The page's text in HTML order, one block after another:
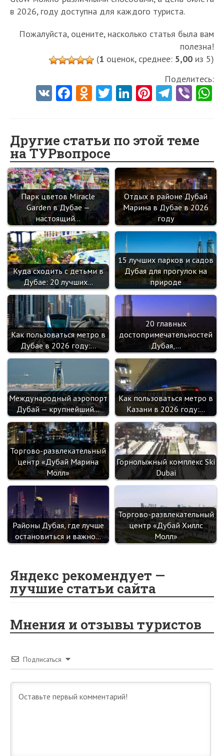
в 2026, году доступна для каждого туриста.
Пожалуйста, оцените, насколько статья была вам
полезна!
(1 оценок, среднее: 5,00 из 5)
Поделитесь:
V Fa
o
o
k
O
o
kl
as
sn
ik
i
T
er
Li
dI
n
Pi
es
t
Te
a
m
Vi
Другие статьи по этой теме
на ТУРвопросе
Парк цветов Miracle
Garden в Дубае —
настоящий…
Отдых в районе Дубай
Марина в Дубае в 2026
году
Куда сходить с детьми в
Дубае: 20 лучших…
15 лучших парков и садов
Дубая для прогулок на
природе
Как пользоваться метро в
Дубае в 2026 году:…
20 главных
достопримечательностей
Дубая,…
Международный аэропорт
Дубай — крупнейший…
Как пользоваться метро в
Казани в 2026 году:…
Торгово-развлекательный
центр «Дубай Марина
Молл»
Горнолыжный комплекс Ski
Dubai
Районы Дубая, где лучше
остановиться и важно…
Торгово-развлекательный
центр «Дубай Хиллс
Молл»
Яндекс рекомендует —
лучшие статьи сайта
Мнения и отзывы туристов
Подписаться